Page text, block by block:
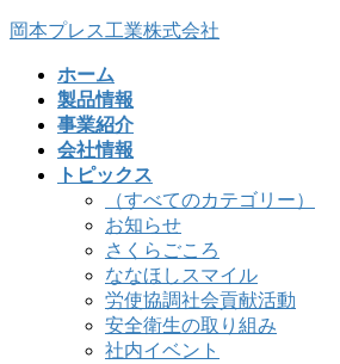
コ
ナ
岡本プレス工業株式会社
ホーム
製品情報
事業紹介
会社情報
トピックス
（すべてのカテゴリー）
お知らせ
さくらごころ
ななほしスマイル
労使協調社会貢献活動
安全衛生の取り組み
社内イベント